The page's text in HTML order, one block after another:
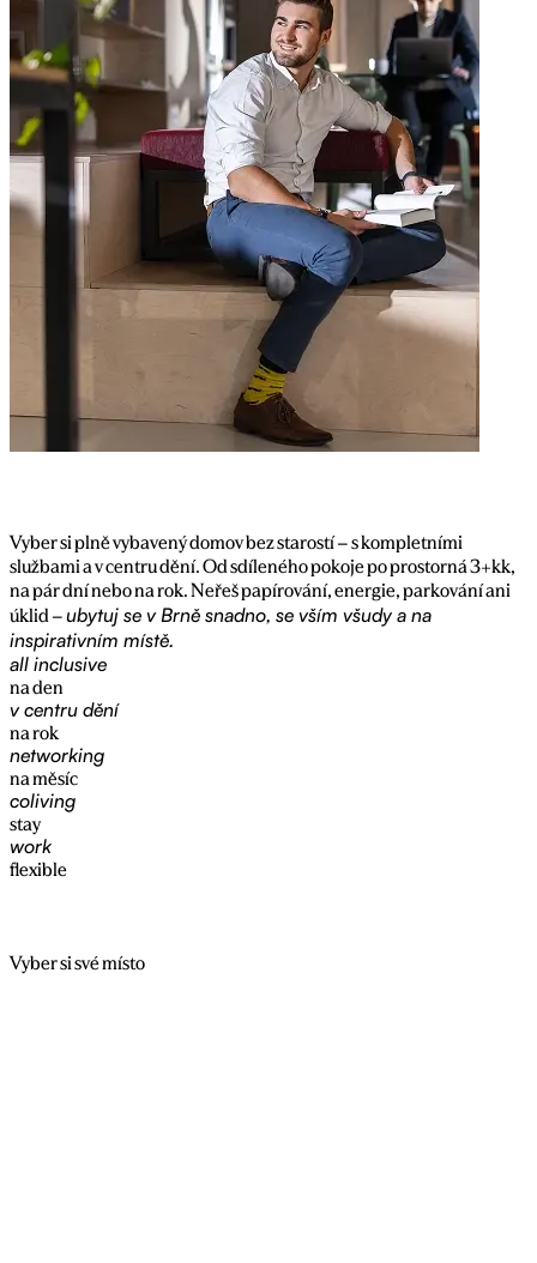
Vyber si plně vybavený domov bez starostí – s kompletními
službami a v centru dění. Od sdíleného pokoje po prostorná 3+kk,
na pár dní nebo na rok. Neřeš papírování, energie, parkování ani
úklid –ubytuj se v Brně snadno, se vším všudy a na
inspirativním místě.
all inclusive
na den
v centru dění
na rok
networking
na měsíc
coliving
stay
work
flexible
Vyber si své místo